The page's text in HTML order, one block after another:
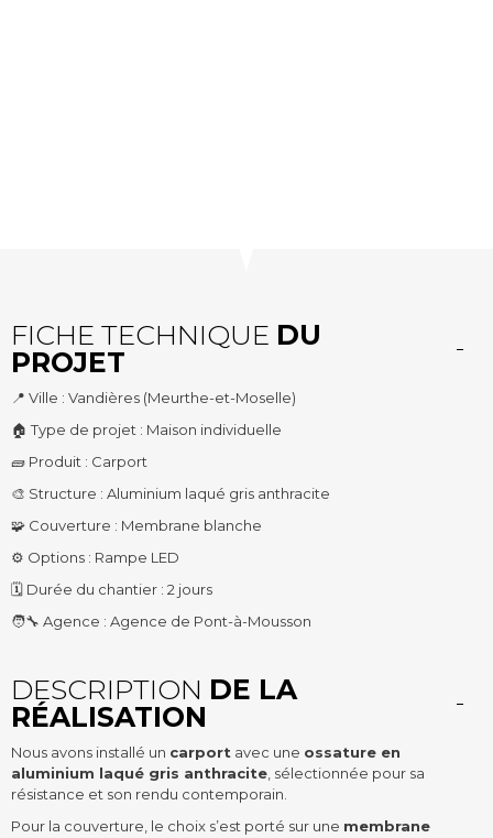
FICHE TECHNIQUE DU
PROJET
📍 Ville : Vandières (Meurthe-et-Moselle)
🏠 Type de projet : Maison individuelle
🧱 Produit : Carport
🎨 Structure : Aluminium laqué gris anthracite
🧩 Couverture : Membrane blanche
⚙️ Options : Rampe LED
🗓️ Durée du chantier : 2 jours
🧑‍🔧 Agence : Agence de Pont-à-Mousson
DESCRIPTION DE LA
RÉALISATION
Nous avons installé un carport avec une ossature en
aluminium laqué gris anthracite , sélectionnée pour sa
résistance et son rendu contemporain.
Pour la couverture, le choix s’est porté sur une membrane